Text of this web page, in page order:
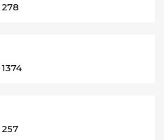
278
1374
257